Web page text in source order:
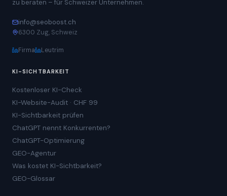
zu beraten – für Schweizer Unternehmen.
info@seoboost.ch
6300 Zug, Schweiz
Firma Leutrim
KI-SICHTBARKEIT
Kostenloser KI-Check
KI-Website-Audit · CHF 99
KI-Sichtbarkeit prüfen
ChatGPT nennt Konkurrenten?
ChatGPT-Optimierung
GEO-Agentur
Was kostet KI-Sichtbarkeit?
GEO-Glossar